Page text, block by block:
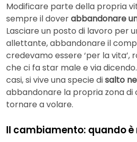
Modificare parte della propria
sempre il doverabbandonare
Lasciare un posto di lavoro per
allettante, abbandonare il
credevamo essere ‘per la vita’,
che ci fa star male e via
casi, si vive una specie disalto
abbandonare la propria zona
tornare a volare.
Il cambiamento: quando è